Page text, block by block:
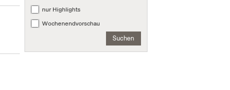
nur Highlights
Wochenendvorschau
Suchen